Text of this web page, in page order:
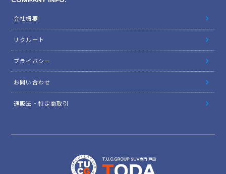
会社概要
リクルート
プライバシー
お問い合わせ
通販法・特定商取引